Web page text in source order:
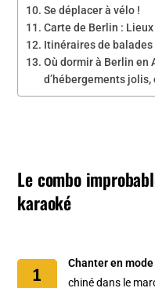
Se déplacer à vélo !
Carte de Berlin :
Itinéraires de balades
Où dormir à Berlin en
d’hébergements
Le combo
karaoké
Chanter en
chiné dans le